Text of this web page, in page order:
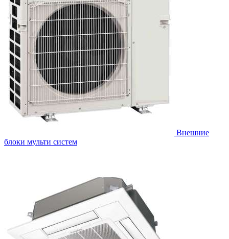
Внешние
блоки мульти систем